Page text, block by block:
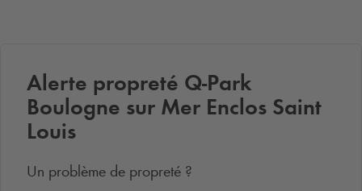
Alerte propreté Q-Park
Boulogne sur Mer Enclos Saint
Louis
Un problème de propreté ?